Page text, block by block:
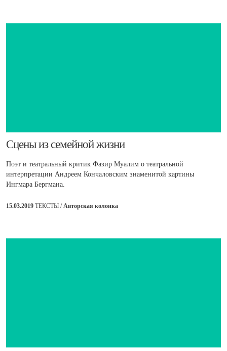
​Сцены из семейной жизни
Поэт и театральный критик Фазир Муалим о театральной
интерпретации Андреем Кончаловским знаменитой картины
Ингмара Бергмана.
15.03.2019 ТЕКСТЫ /Авторская колонка